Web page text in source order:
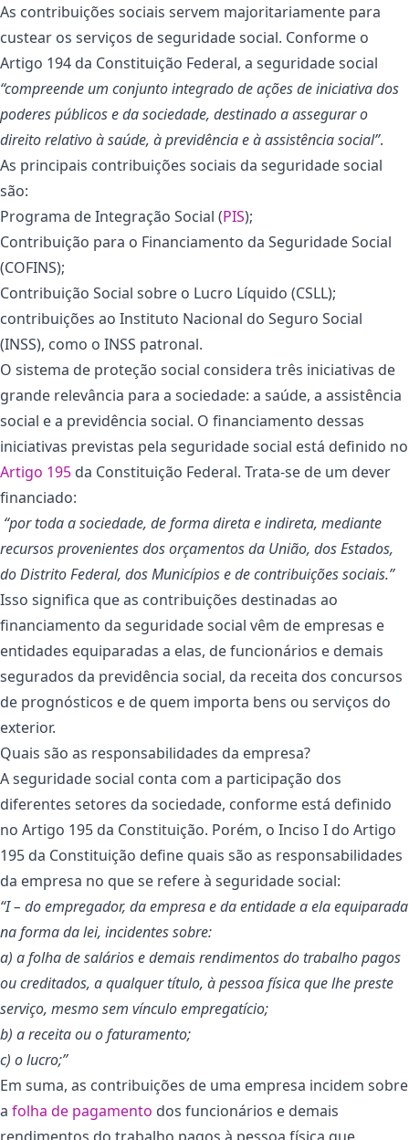
As contribuições sociais servem majoritariamente para
custear os serviços de seguridade social. Conforme o
Artigo 194 da Constituição Federal, a seguridade social
“compreende um conjunto integrado de ações de iniciativa dos
poderes públicos e da sociedade, destinado a assegurar o
direito relativo à saúde, à previdência e à assistência social”.
As principais contribuições sociais da seguridade social
são:
Programa de Integração Social (PIS);
Contribuição para o Financiamento da Seguridade Social
(COFINS);
Contribuição Social sobre o Lucro Líquido (CSLL);
contribuições ao Instituto Nacional do Seguro Social
(INSS), como o INSS patronal.
O sistema de proteção social considera três iniciativas de
grande relevância para a sociedade: a saúde, a assistência
social e a previdência social. O financiamento dessas
iniciativas previstas pela seguridade social está definido no
Artigo 195 da Constituição Federal. Trata-se de um dever
financiado:
“por toda a sociedade, de forma direta e indireta, mediante
recursos provenientes dos orçamentos da União, dos Estados,
do Distrito Federal, dos Municípios e de contribuições sociais.”
Isso significa que as contribuições destinadas ao
financiamento da seguridade social vêm de empresas e
entidades equiparadas a elas, de funcionários e demais
segurados da previdência social, da receita dos concursos
de prognósticos e de quem importa bens ou serviços do
exterior.
Quais são as responsabilidades da empresa?
A seguridade social conta com a participação dos
diferentes setores da sociedade, conforme está definido
no Artigo 195 da Constituição. Porém, o Inciso I do Artigo
195 da Constituição define quais são as responsabilidades
da empresa no que se refere à seguridade social:
“I – do empregador, da empresa e da entidade a ela equiparada
na forma da lei, incidentes sobre:
a) a folha de salários e demais rendimentos do trabalho pagos
ou creditados, a qualquer título, à pessoa física que lhe preste
serviço, mesmo sem vínculo empregatício;
b) a receita ou o faturamento;
c) o lucro;”
Em suma, as contribuições de uma empresa incidem sobre
a folha de pagamento dos funcionários e demais